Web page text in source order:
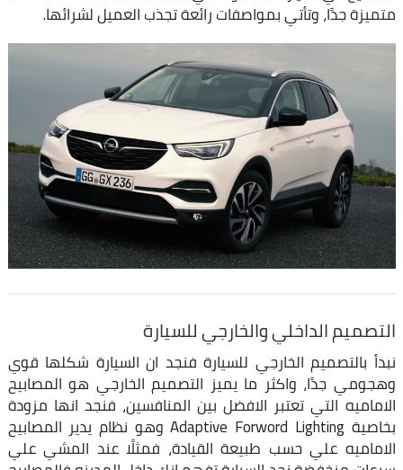
متميزة جدًا، وتأتي بمواصفات رائعة تجذب العميل لشرائها.
التصميم الداخلي والخارجي للسيارة
نبدأ بالتصميم الخارجي للسيارة فنجد ان السيارة شكلها قوي
وهجومي جدًا، واكثر ما يميز التصميم الخارجي هو المصابيح
الاماميه التي تعتبر الافضل بين المنافسين، فنجد انها مزودة
بخاصية Adaptive Forword Lighting وهو نظام يدير المصابيح
الاماميه علي حسب طبيعة القيادة، فمثلًا عند المشي علي